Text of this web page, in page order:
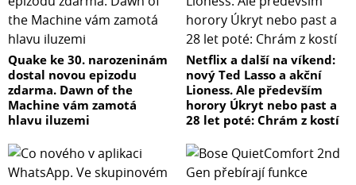
Quake ke 30. narozeninám
dostal novou epizodu
zdarma. Dawn of the
Machine vám zamotá
hlavu iluzemi
Netflix a další na víkend:
nový Ted Lasso a akční
Lioness. Ale především
horory Úkryt nebo past a
28 let poté: Chrám z kostí